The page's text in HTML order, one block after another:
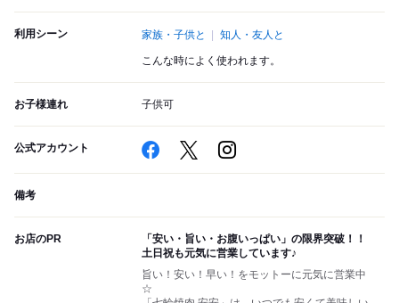
利用シーン 家族・子供と 知人・友人と
こんな時によく使われます。
お子様連れ 子供可
公式アカウント
備考
お店のPR
「安い・旨い・お腹いっぱい」の限界突破！！
土日祝も元気に営業しています♪
旨い！安い！早い！をモットーに元気に営業中
☆